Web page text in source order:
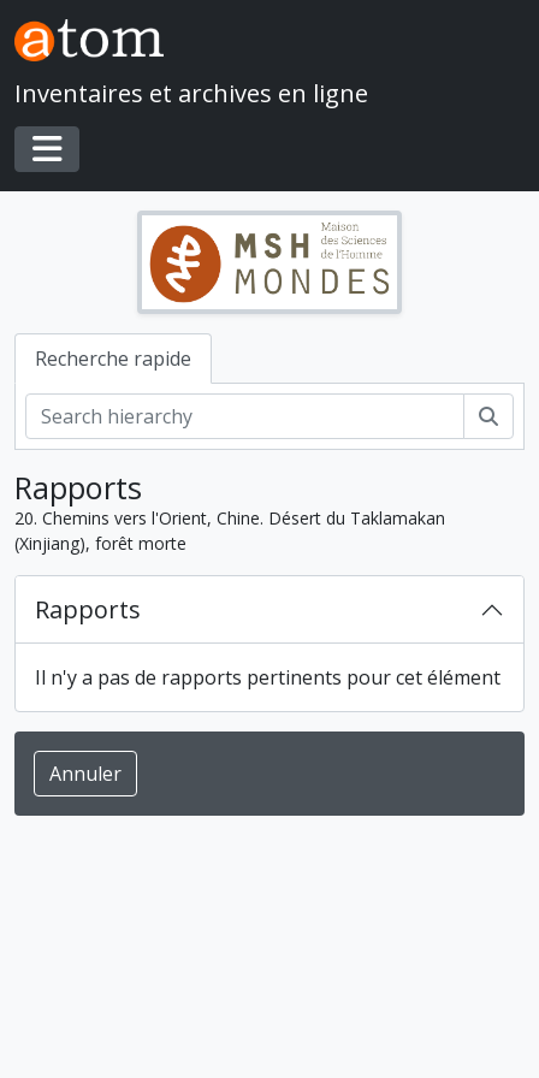
Skip to main content
Inventaires et archives en ligne
Toggle navigation
Recherche rapide
Rapports
20. Chemins vers l'Orient, Chine. Désert du Taklamakan
(Xinjiang), forêt morte
Rapports
Il n'y a pas de rapports pertinents pour cet élément
Annuler